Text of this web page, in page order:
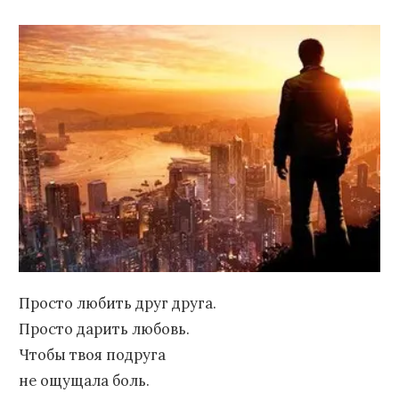
Просто любить друг друга.
Просто дарить любовь.
Чтобы твоя подруга
не ощущала боль.